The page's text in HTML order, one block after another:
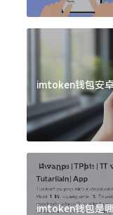
imtoken钱包安
imtoken钱包是